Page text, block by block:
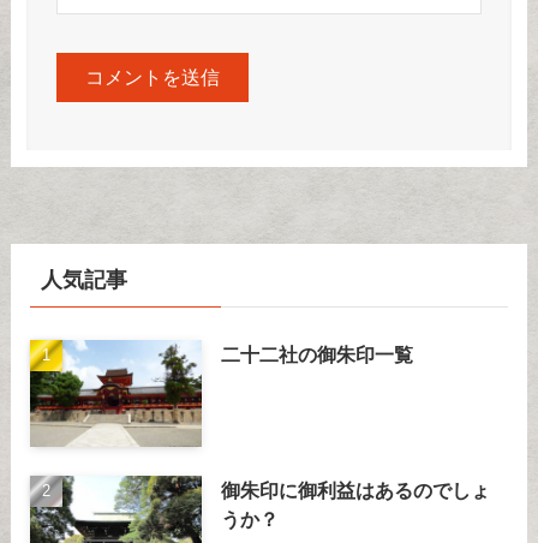
人気記事
二十二社の御朱印一覧
御朱印に御利益はあるのでしょ
うか？